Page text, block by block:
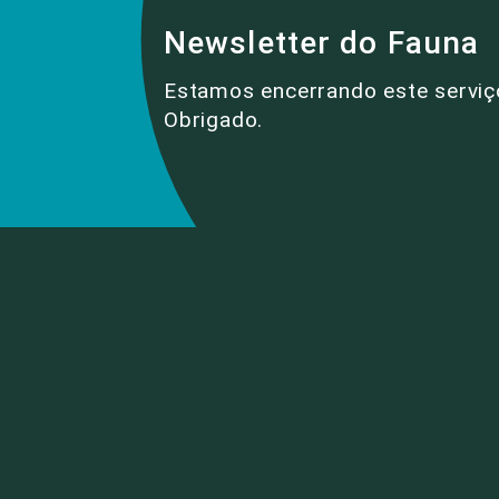
Newsletter do Fauna
Estamos encerrando este
Obrigado.